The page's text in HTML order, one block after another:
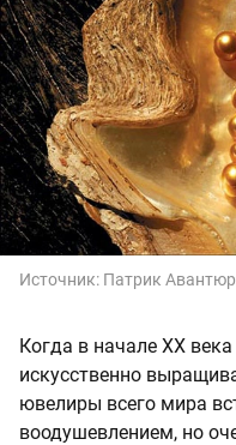
Источник: Патрик
Когда в начале ХХ
искусственно
ювелиры всего мира
воодушевлением, но